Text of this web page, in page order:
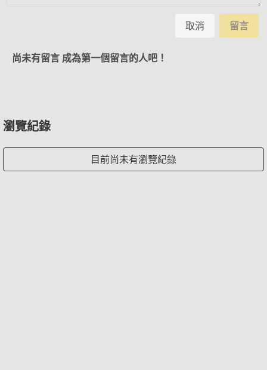
取消 留言
尚未有留言 成為第一個留言的人吧！
瀏覽紀錄
目前尚未有瀏覽紀錄